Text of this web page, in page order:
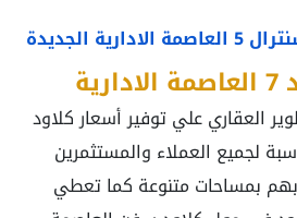
الجديدة
العقاري علي توفير أسعار كلاود
لجميع العملاء والمستثمرين
بهم بمساحات متنوعة كما تعطي